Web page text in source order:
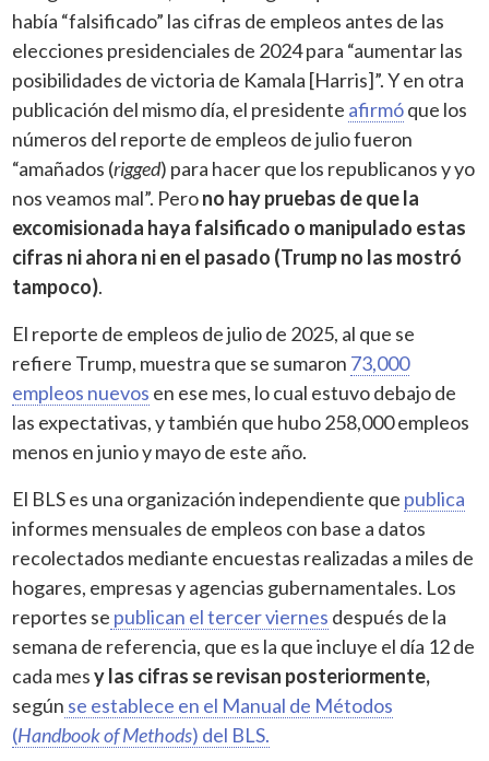
había “falsificado” las cifras de empleos antes de las
elecciones presidenciales de 2024 para “aumentar las
posibilidades de victoria de Kamala [Harris]”. Y en otra
publicación del mismo día, el presidente afirmóque los
números del reporte de empleos de julio fueron
“amañados (rigged) para hacer que los republicanos y yo
nos veamos mal”. Perono hay pruebas de que la
excomisionada haya falsificado o manipulado estas
cifras ni ahora ni en el pasado (Trump no las mostró
tampoco).
El reporte de empleos de julio de 2025, al que se
refiere Trump, muestra que se sumaron 73,000
empleos nuevos en ese mes, lo cual estuvo debajo de
las expectativas, y también que hubo 258,000 empleos
menos en junio y mayo de este año.
El BLS es una organización independiente que publica
informes mensuales de empleos con base a datos
recolectados mediante encuestas realizadas a miles de
hogares, empresas y agencias gubernamentales. Los
reportes se publican el tercer viernes después de la
semana de referencia, que es la que incluye el día 12 de
cada mesy las cifras se revisan posteriormente,
según se establece en el Manual de Métodos
(Handbook of Methods) del BLS.